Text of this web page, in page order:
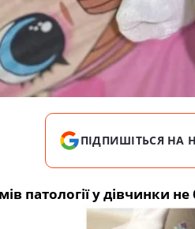
ПІДПИШІТЬСЯ НА
патології у дівчинки не